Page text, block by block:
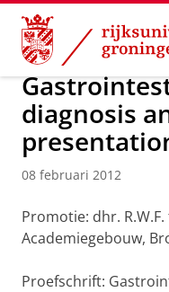
Skip
Content
Skip
Navigation
Over ons Actueel
diagnosis
08 februari 2012
Promotie: dhr.
Academiegebouw,
Proefschrift: